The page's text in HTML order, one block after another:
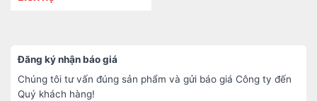
Đăng ký nhận báo giá
Chúng tôi tư vấn đúng sản phẩm và gửi báo giá Công ty đến
Quý khách hàng!